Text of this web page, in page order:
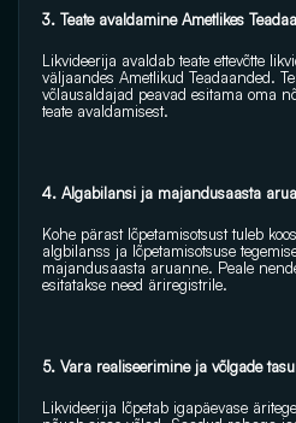
3. Teate avaldamine Ametlikes
Likvideerija avaldab teate ettevõtte
väljaandes Ametlikud Teadaanded.
võlausaldajad peavad esitama oma
teate avaldamisest.
4. Algabilansi ja majandusaasta
Kohe pärast lõpetamisotsust tuleb
algbilanss ja lõpetamisotsuse
majandusaasta aruanne. Peale
esitatakse need äriregistrile.
5. Vara realiseerimine ja võlgade
Likvideerija lõpetab igapäevase